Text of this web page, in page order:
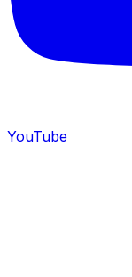
YouTube